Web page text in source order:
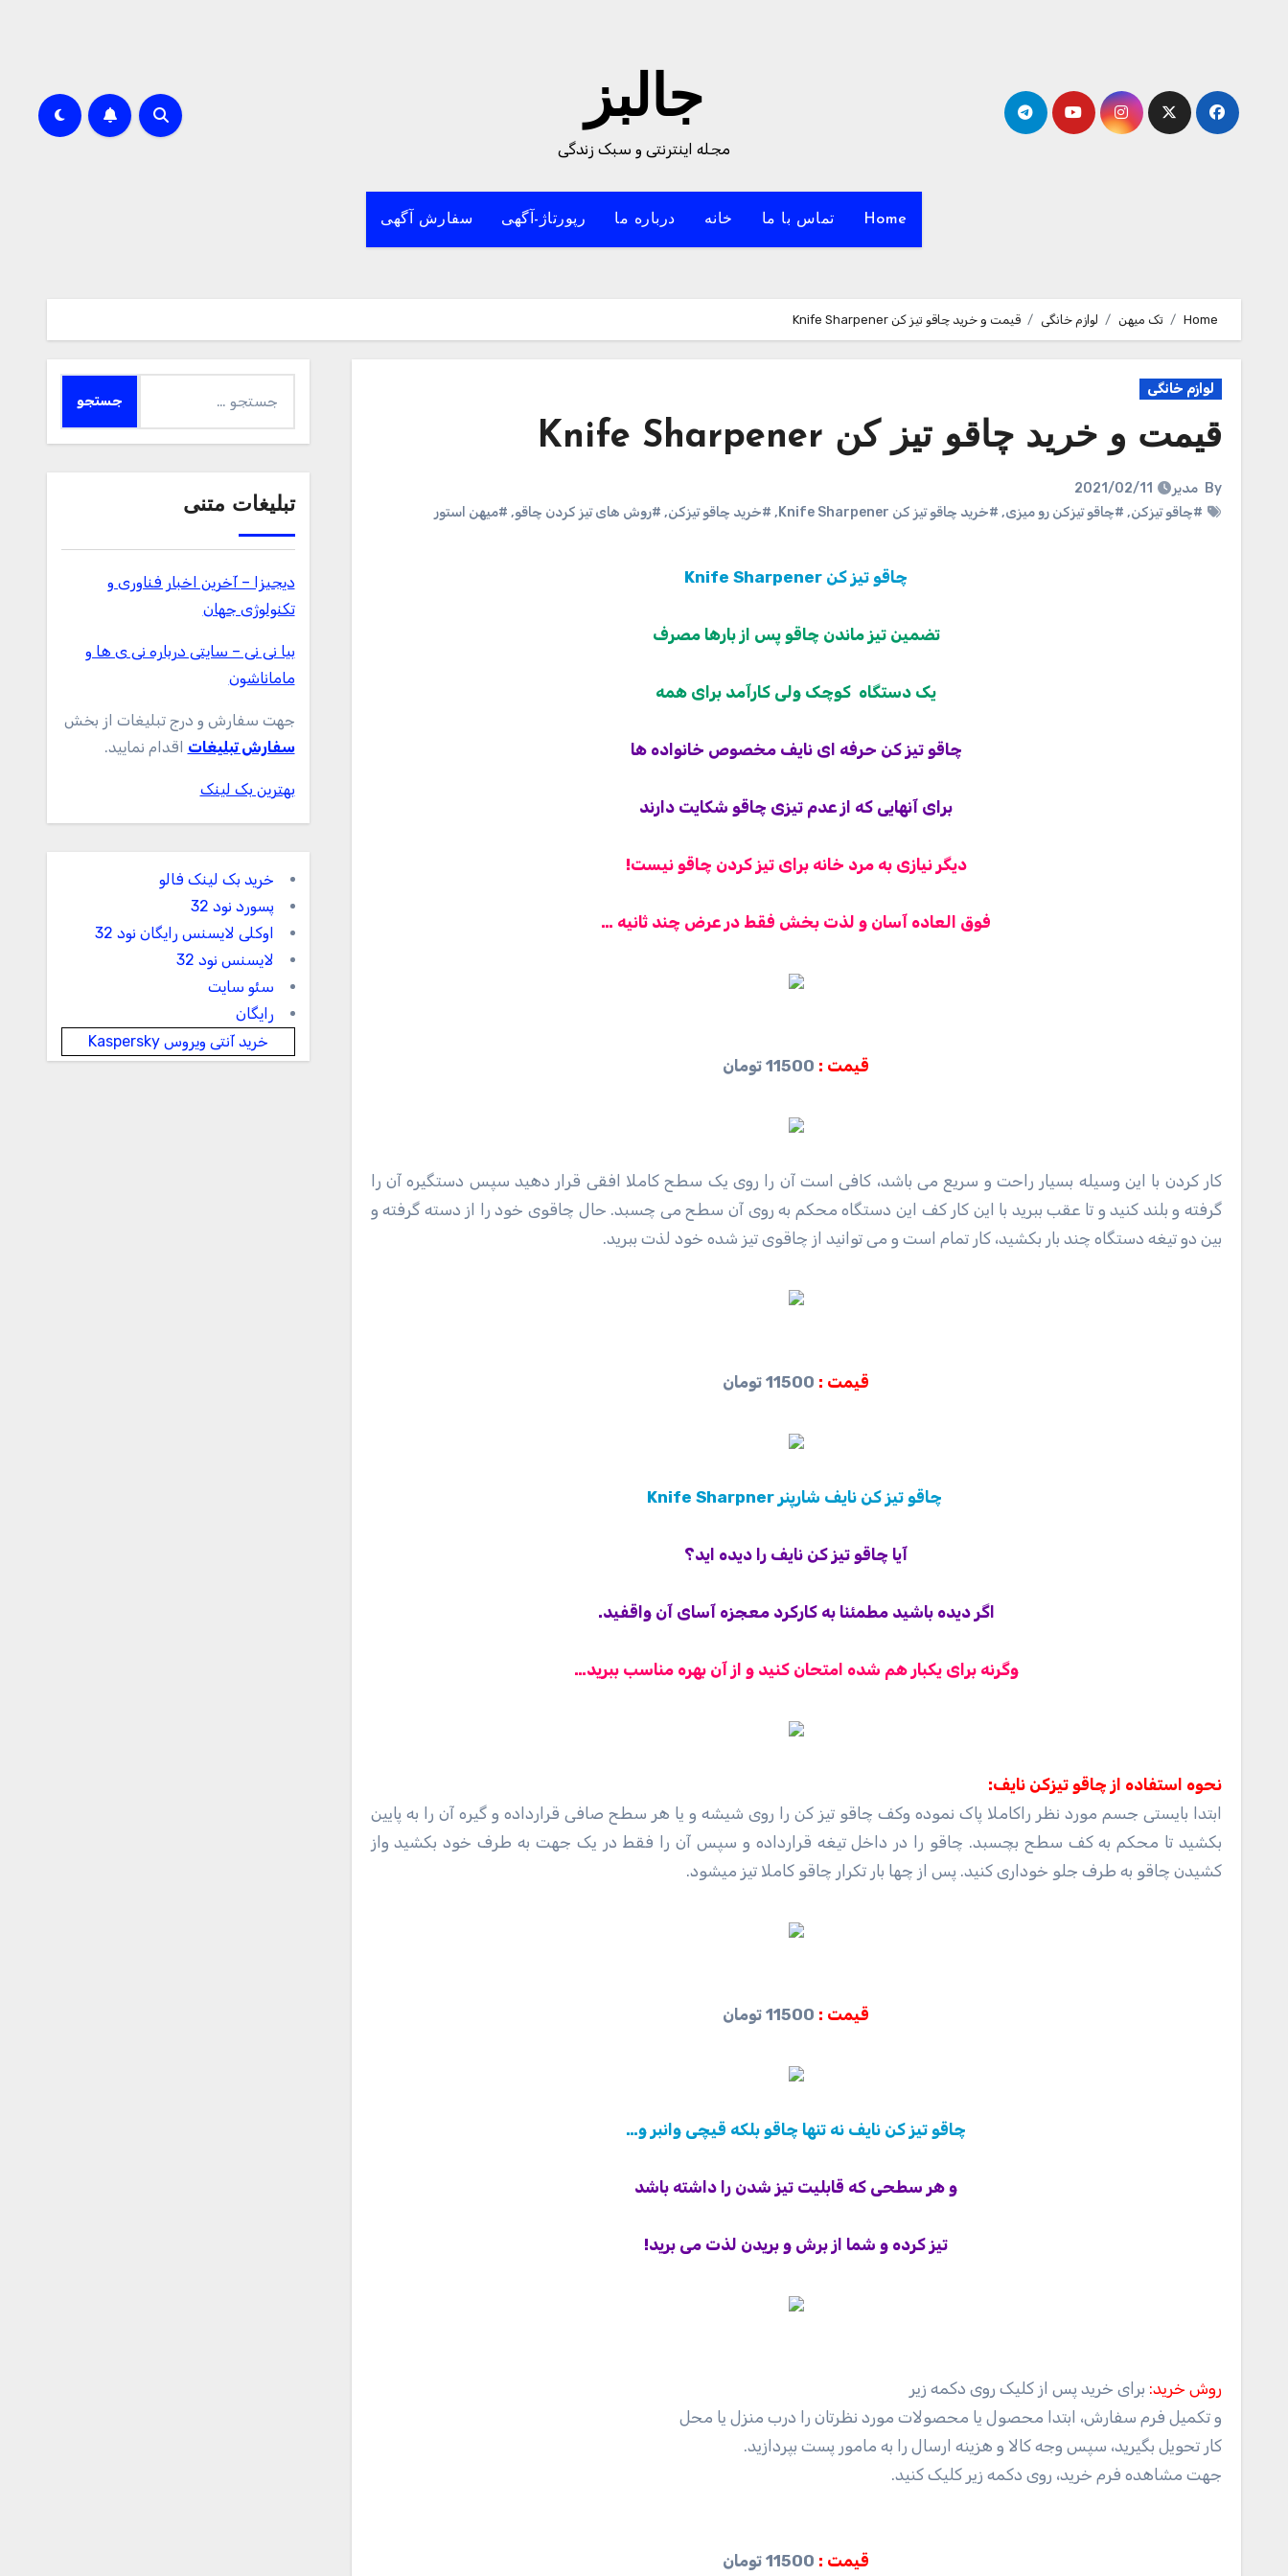
جالبز
مجله اینترنتی و سبک زندگی
Home تماس با ما خانه درباره ما رپورتاژ-آگهی سفارش آگهی
Home تک میهن لوازم خانگی قیمت و خرید چاقو تیز کن Knife Sharpener
لوازم خانگی
قیمت و خرید چاقو تیز کن Knife Sharpener
By مدیر
2021/02/11
#چاقو تیزکن, #چاقو تیزکن رو میزی, #خرید چاقو تیز کن Knife Sharpener , #خرید چاقو تیزکن, #روش های تیز کردن چاقو, #میهن استور
چاقو تیز کن Knife Sharpener
تضمين تيز ماندن چاقو پس از بارها مصرف
یک دستگاه کوچک ولی کارآمد برای همه
چاقو تیز کن حرفه ای نایف مخصوص خانواده ها
برای آنهایی که از عدم تیزی چاقو شکایت دارند
دیگر نیازی به مرد خانه برای تیز کردن چاقو نیست!
فوق العاده آسان و لذت بخش فقط در عرض چند ثانیه …
قیمت : 11500 تومان
کار کردن با این وسیله بسیار راحت و سریع می باشد، کافی است آن را روی یک سطح کاملا افقی قرار دهید سپس دستگیره آن را
گرفته و بلند کنید و تا عقب ببرید با این کار کف این دستگاه محکم به روی آن سطح می چسبد. حال چاقوی خود را از دسته گرفته و
بین دو تیغه دستگاه چند بار بکشید، کار تمام است و می توانید از چاقوی تیز شده خود لذت ببرید.
قیمت : 11500 تومان
چاقو تیز کن نایف شارپنر Knife Sharpner
آیا چاقو تیز کن نایف را دیده اید؟
اگر دیده باشید مطمئنا به کارکرد معجزه آسای آن واقفید.
وگرنه برای یکبار هم شده امتحان کنید و از آن بهره مناسب ببرید…
نحوه استفاده از چاقو تیزکن نایف:
ابتدا بایستی جسم مورد نظر راکاملا پاک نموده وکف چاقو تیز کن را روی شیشه و یا هر سطح صافی قرارداده و گیره آن را به پایین
بکشید تا محکم به کف سطح بچسبد. چاقو را در داخل تیغه قرارداده و سپس آن را فقط در یک جهت به طرف خود بکشید واز
کشیدن چاقو به طرف جلو خوداری کنید. پس از چها بار تکرار چاقو کاملا تیز میشود.
قیمت : 11500 تومان
چاقو تیز کن نایف نه تنها چاقو بلکه قیچی وانبر و…
و هر سطحی که قابلیت تیز شدن را داشته باشد
تیز کرده و شما از برش و بریدن لذت می برید!
روش خرید: برای خرید پس از کلیک روی دکمه زیر
و تکمیل فرم سفارش، ابتدا محصول یا محصولات مورد نظرتان را درب منزل یا محل
کار تحویل بگیرید، سپس وجه کالا و هزینه ارسال را به مامور پست بپردازید.
جهت مشاهده فرم خرید، روی دکمه زیر کلیک کنید.
قیمت : 11500 تومان
برای:
تبلیغات متنی
دیجیزا – آخرین اخبار فناوری و
تکنولوژی جهان
بیا نی نی – سایتی درباره نی ی ها و
ماماناشون
جهت سفارش و درج تبلیغات از بخش
سفارش تبلیغات اقدام نمایید.
بهترین بک لینک
خرید بک لینک فالو
پسورد نود 32
اوکلی لایسنس رایگان نود 32
لایسنس نود 32
سئو سایت
رایگان
خرید آنتی ویروس Kaspersky